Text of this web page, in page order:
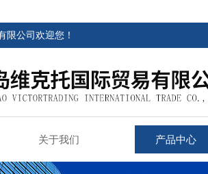
限公司欢迎您！
关于我们 产品中心